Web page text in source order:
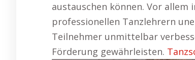
austauschen können. Vor
professionellen Tanzlehrern
Teilnehmer unmittelbar
Förderung gewährleisten.